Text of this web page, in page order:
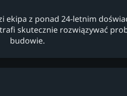
ekipa z ponad 24-letnim
skutecznie rozwiązywać
budowie.